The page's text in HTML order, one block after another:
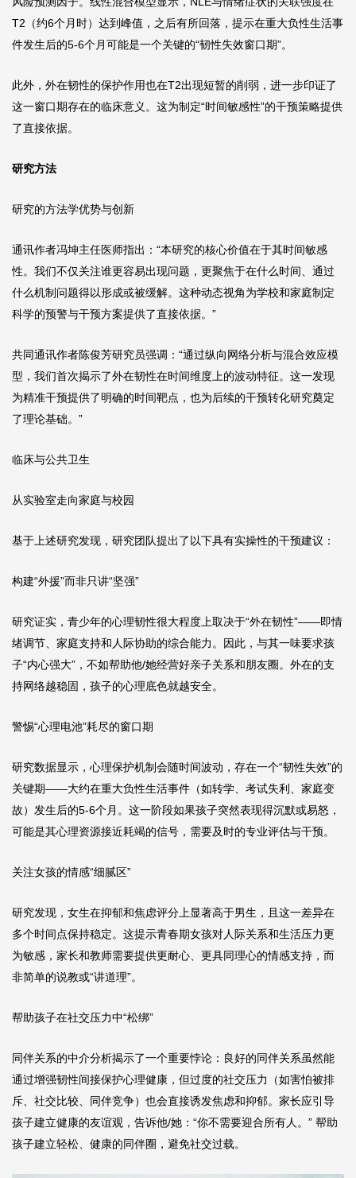
T2（约6个月时）达到峰值，之后有所回落，提示在重大负性生活事
件发生后的5-6个月可能是一个关键的“韧性失效窗口期”。
此外，外在韧性的保护作用也在T2出现短暂的削弱，进一步印证了
这一窗口期存在的临床意义。这为制定“时间敏感性”的干预策略提供
了直接依据。
研究方法
研究的方法学优势与创新
通讯作者冯坤主任医师指出：“本研究的核心价值在于其时间敏感
性。我们不仅关注谁更容易出现问题，更聚焦于在什么时间、通过
什么机制问题得以形成或被缓解。这种动态视角为学校和家庭制定
科学的预警与干预方案提供了直接依据。”
共同通讯作者陈俊芳研究员强调：“通过纵向网络分析与混合效应模
型，我们首次揭示了外在韧性在时间维度上的波动特征。这一发现
为精准干预提供了明确的时间靶点，也为后续的干预转化研究奠定
了理论基础。”
临床与公共卫生
从实验室走向家庭与校园
基于上述研究发现，研究团队提出了以下具有实操性的干预建议：
构建“外援”而非只讲“坚强”
研究证实，青少年的心理韧性很大程度上取决于“外在韧性”——即情
绪调节、家庭支持和人际协助的综合能力。因此，与其一味要求孩
子“内心强大”，不如帮助他/她经营好亲子关系和朋友圈。外在的支
持网络越稳固，孩子的心理底色就越安全。
警惕“心理电池”耗尽的窗口期
研究数据显示，心理保护机制会随时间波动，存在一个“韧性失效”的
关键期——大约在重大负性生活事件（如转学、考试失利、家庭变
故）发生后的5-6个月。这一阶段如果孩子突然表现得沉默或易怒，
可能是其心理资源接近耗竭的信号，需要及时的专业评估与干预。
关注女孩的情感“细腻区”
研究发现，女生在抑郁和焦虑评分上显著高于男生，且这一差异在
多个时间点保持稳定。这提示青春期女孩对人际关系和生活压力更
为敏感，家长和教师需要提供更耐心、更具同理心的情感支持，而
非简单的说教或“讲道理”。
帮助孩子在社交压力中“松绑”
同伴关系的中介分析揭示了一个重要悖论：良好的同伴关系虽然能
通过增强韧性间接保护心理健康，但过度的社交压力（如害怕被排
斥、社交比较、同伴竞争）也会直接诱发焦虑和抑郁。家长应引导
孩子建立健康的友谊观，告诉他/她：“你不需要迎合所有人。” 帮助
孩子建立轻松、健康的同伴圈，避免社交过载。